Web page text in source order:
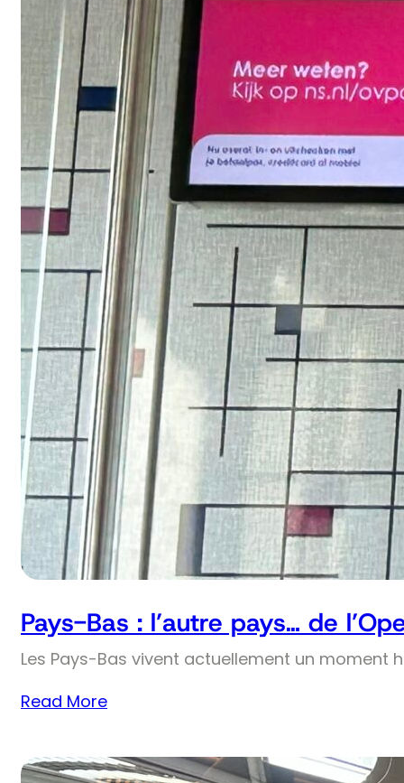
Pays-Bas : l’autre pays… de
Les Pays-Bas vivent actuellement un moment
Read More